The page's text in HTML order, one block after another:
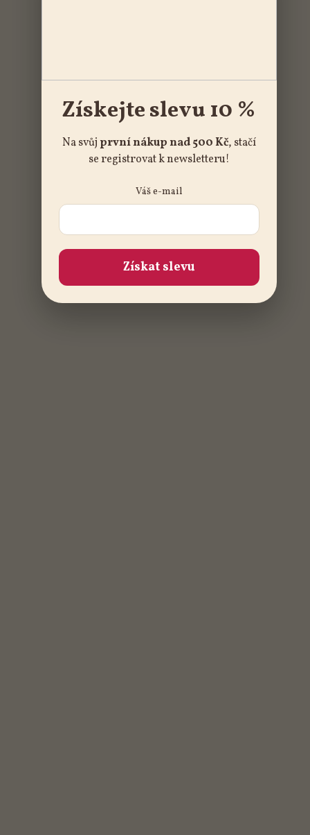
Získejte slevu 10 %
Na svůj první nákup nad 500 Kč, stačí
se registrovat k newsletteru!
Váš e-mail
Získat slevu